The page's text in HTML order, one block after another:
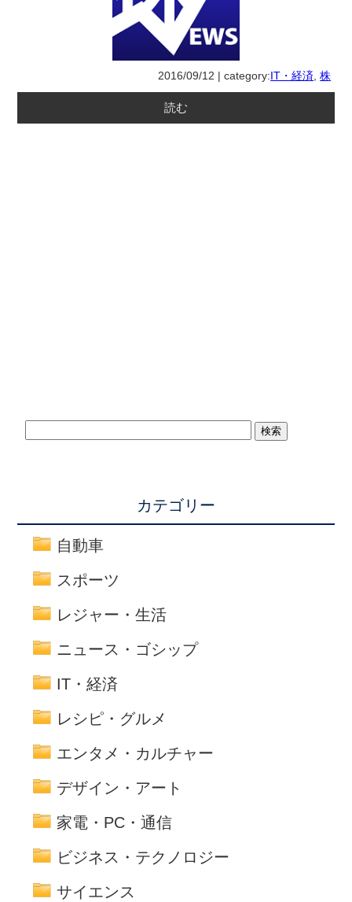
2016/09/12 | category: IT・経済,株
読む
カテゴリー
自動車
スポーツ
レジャー・生活
ニュース・ゴシップ
IT・経済
レシピ・グルメ
エンタメ・カルチャー
デザイン・アート
家電・PC・通信
ビジネス・テクノロジー
サイエンス